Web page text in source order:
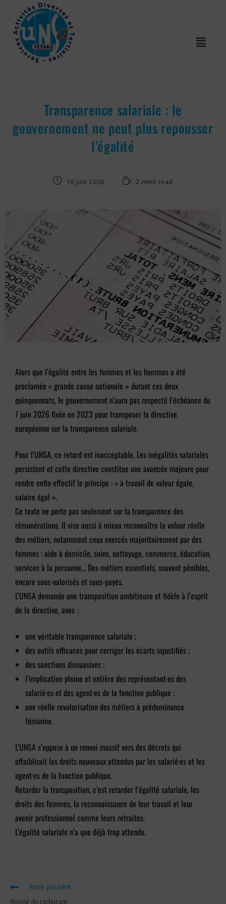
Transparence salariale : le
gouvernement ne peut plus repousser
l’égalité
16 juin 2026 2 mins read
Alors que l’égalité entre les femmes et les hommes a été
proclamée « grande cause nationale » durant ces deux
quinquennats, le gouvernement n’aura pas respecté l’échéance du
7 juin 2026 fixée en 2023 pour transposer la directive
européenne sur la transparence salariale.
Pour l’UNSA, ce retard est inacceptable. Les inégalités salariales
persistent et cette directive constitue une avancée majeure pour
rendre enfin effectif le principe : « à travail de valeur égale,
salaire égal ».
Ce texte ne porte pas seulement sur la transparence des
rémunérations. Il vise aussi à mieux reconnaître la valeur réelle
des métiers, notamment ceux exercés majoritairement par des
femmes : aide à domicile, soins, nettoyage, commerce, éducation,
services à la personne… Des métiers essentiels, souvent pénibles,
encore sous-valorisés et sous-payés.
L’UNSA demande une transposition ambitieuse et fidèle à l’esprit
de la directive, avec :
une véritable transparence salariale ;
des outils efficaces pour corriger les écarts injustifiés ;
des sanctions dissuasives ;
l’implication pleine et entière des représentant·es des
salarié·es et des agent·es de la fonction publique ;
une réelle revalorisation des métiers à prédominance
féminine.
L’UNSA s’oppose à un renvoi massif vers des décrets qui
affaiblirait les droits nouveaux attendus par les salarié·es et les
agent·es de la fonction publique.
Retarder la transposition, c’est retarder l’égalité salariale, les
droits des femmes, la reconnaissance de leur travail et leur
avenir professionnel comme leurs retraites.
L’égalité salariale n’a que déjà trop attendu.
Article précédent
Hausse du carburant